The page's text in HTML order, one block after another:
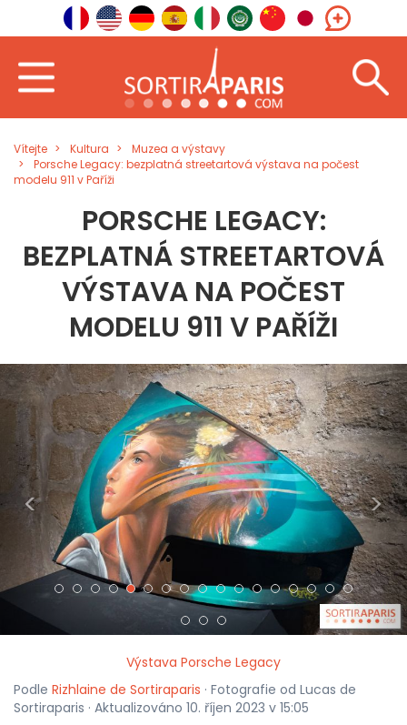
Vítejte Kultura
Muzea a výstavy
Porsche Legacy: bezplatná streetartová výstava na počest
modelu 911 v Paříži
PORSCHE LEGACY:
BEZPLATNÁ STREETARTOVÁ
VÝSTAVA NA POČEST
MODELU 911 V PAŘÍŽI
< >
Výstava Porsche Legacy
Podle Rizhlaine de Sortiraparis · Fotografie od Lucas de
Sortiraparis · Aktualizováno 10. říjen 2023 v 15:05